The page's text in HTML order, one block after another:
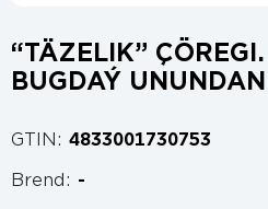
“TÄZELIK”
BUGDAÝ UNUNDAN
GTIN: 4833001730753
Brend: -